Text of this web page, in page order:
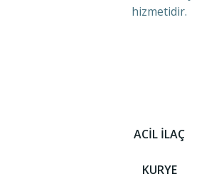
hizmetidir.
ACİL İLAÇ
KURYE